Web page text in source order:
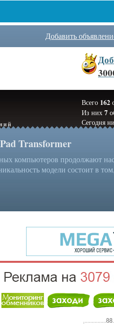
Добавить
Всего 162
Из них 7
Сегодня
Transformer
компьютеров продолжают
модели состоит в